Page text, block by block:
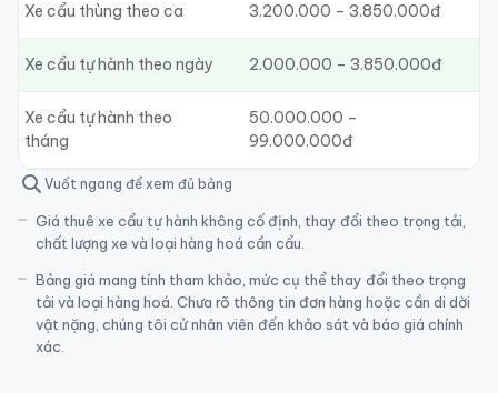
Xe cẩu thùng theo ca 3.200.000 – 3.850.000đ
Xe cẩu tự hành theo ngày 2.000.000 – 3.850.000đ
Xe cẩu tự hành theo
tháng
50.000.000 –
99.000.000đ
Vuốt ngang để xem đủ bảng
Giá thuê xe cẩu tự hành không cố định, thay đổi theo trọng tải,
chất lượng xe và loại hàng hoá cần cẩu.
Bảng giá mang tính tham khảo, mức cụ thể thay đổi theo trọng
tải và loại hàng hoá. Chưa rõ thông tin đơn hàng hoặc cần di dời
vật nặng, chúng tôi cử nhân viên đến khảo sát và báo giá chính
xác.